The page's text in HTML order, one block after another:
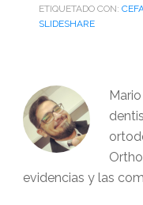
ETIQUETADO CON:
SLIDESHARE
evidencias y las